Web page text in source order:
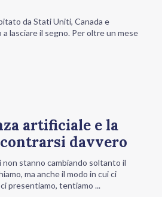
da Stati Uniti, Canada e
lasciare il segno. Per oltre un mese
artificiale e la
davvero
stanno cambiando soltanto il
ma anche il modo in cui ci
presentiamo, tentiamo ...